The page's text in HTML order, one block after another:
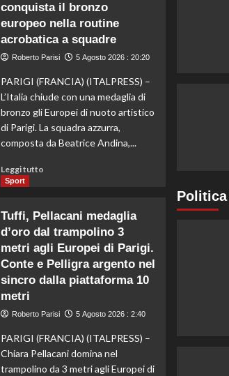
conquista il bronzo
europeo nella routine
acrobatica a squadre
Roberto Parisi 5 Agosto 2026 : 20:20
PARIGI (FRANCIA) (ITALPRESS) –
L’Italia chiude con una medaglia di
bronzo gli Europei di nuoto artistico
di Parigi. La squadra azzurra,
composta da Beatrice Andina,...
Leggi tutto
Nuoto
artistico,
l’Italia
conquista
il
bronzo
nella
acrobatica
a
squadre
Sport
Tuffi, Pellacani medaglia
d’oro dal trampolino 3
metri agli Europei di Parigi.
Conte e Pelligra argento nel
sincro dalla piattaforma 10
metri
Roberto Parisi 5 Agosto 2026 : 2:40
PARIGI (FRANCIA) (ITALPRESS) –
Chiara Pellacani domina nel
trampolino da 3 metri agli Europei di
Politica